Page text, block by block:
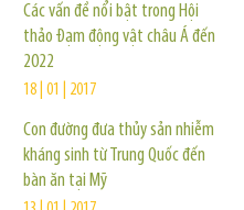
Các vấn đề nổi bật trong Hội
thảo Đạm động vật châu Á đến
2022
18 | 01 | 2017
Con đường đưa thủy sản nhiễm
kháng sinh từ Trung Quốc đến
bàn ăn tại Mỹ